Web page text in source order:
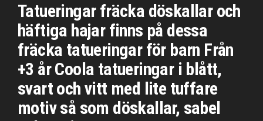
Tatueringar fräcka döskallar och
häftiga hajar finns på dessa
fräcka tatueringar för barn Från
+3 år Coola tatueringar i blått,
svart och vitt med lite tuffare
motiv så som döskallar, sabel